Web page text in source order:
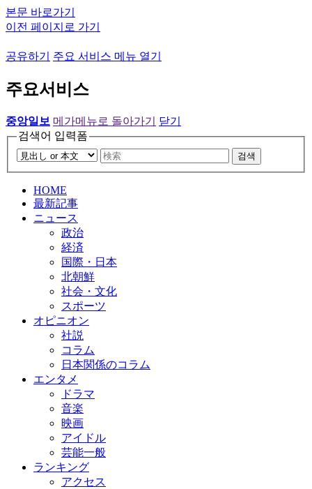
본문 바로가기
이전 페이지로 가기
공유하기 주요 서비스 메뉴 열기
주요서비스
중앙일보 메가메뉴로 돌아가기
닫기
검색어 입력폼
검색
HOME
最新記事
ニュース
政治
経済
国際・日本
北朝鮮
社会・文化
スポーツ
オピニオン
社説
コラム
日本関係のコラム
エンタメ
ドラマ
音楽
映画
アイドル
芸能一般
ランキング
アクセス